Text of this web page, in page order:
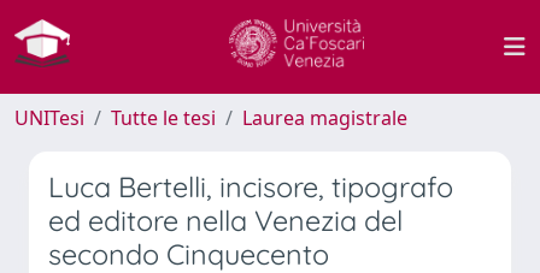
UNITesi Tutte le tesi Laurea magistrale
Luca Bertelli, incisore, tipografo
ed editore nella Venezia del
secondo Cinquecento